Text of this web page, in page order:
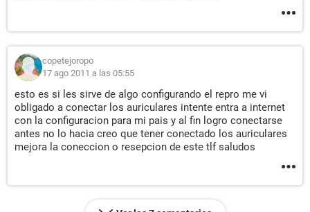
copetejoropo
17 ago 2011 a las 05:55
esto es si les sirve de algo configurando el repro me vi
obligado a conectar los auriculares intente entra a internet
con la configuracion para mi pais y al fin logro conectarse
antes no lo hacia creo que tener conectado los auriculares
mejora la coneccion o resepcion de este tlf saludos